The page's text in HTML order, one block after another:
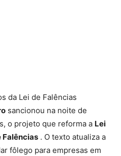
da Lei de Falências
sancionou na noite de
o projeto que reforma a Lei
Falências . O texto atualiza a
fôlego para empresas em